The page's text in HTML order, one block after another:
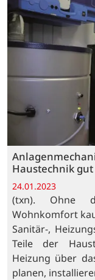
Haustechnik
24.01.2023
(txn). Ohne
Wohnkomfort
Sanitär-,
Teile der
Heizung über
planen,